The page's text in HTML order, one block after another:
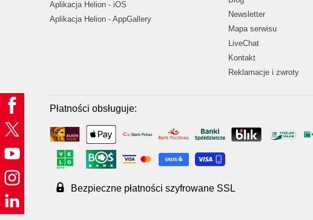
Aplikacja Helion - iOS
Aplikacja Helion - AppGallery
Newsletter
Mapa serwisu
LiveChat
Kontakt
Reklamacje i zwroty
Płatności obsługuje:
Bezpieczne płatności szyfrowane SSL